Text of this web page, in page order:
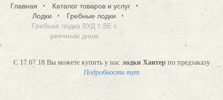
Главная
Каталог товаров и услуг
Лодки
Гребные лодки
Гребная лодка ВУД 1.5Е с
реечным дном
С 17.07.18 Вы можете купить у нас лодки Хантер по предзаказу
Подробности тут